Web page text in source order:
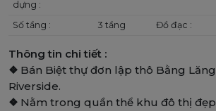
dựng :
Số tầng : 3 tầng Đồ đạc :
Thông tin chi tiết :
❖ Bán Biệt thự đơn lập thô Bằng
Riverside.
❖ Nằm trong quần thể khu đô thị đẹp